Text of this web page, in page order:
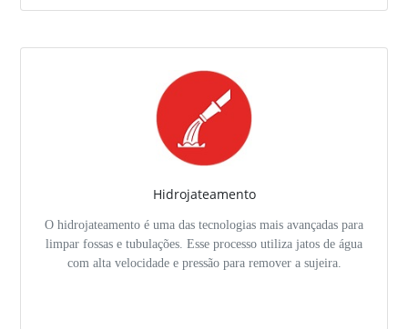
Hidrojateamento
O hidrojateamento é uma das tecnologias mais avançadas para
limpar fossas e tubulações. Esse processo utiliza jatos de água
com alta velocidade e pressão para remover a sujeira.